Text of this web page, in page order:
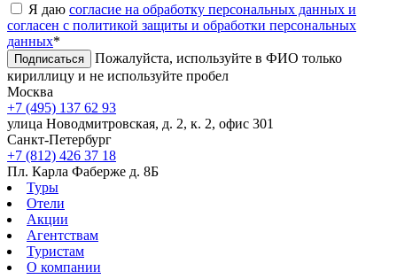
Я даю согласие на обработку персональных данных и
согласен с политикой защиты и обработки персональных
данных*
Подписаться
Пожалуйста, используйте в ФИО только
кириллицу и не используйте пробел
Москва
+7 (495) 137 62 93
улица Новодмитровская, д. 2, к. 2, офис 301
Санкт-Петербург
+7 (812) 426 37 18
Пл. Карла Фаберже д. 8Б
Туры
Отели
Акции
Агентствам
Туристам
О компании